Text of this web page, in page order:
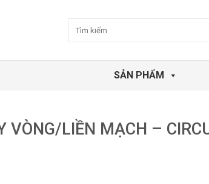
kiếm:
SẢN PHẨM
VÒNG/LIỀN MẠCH –